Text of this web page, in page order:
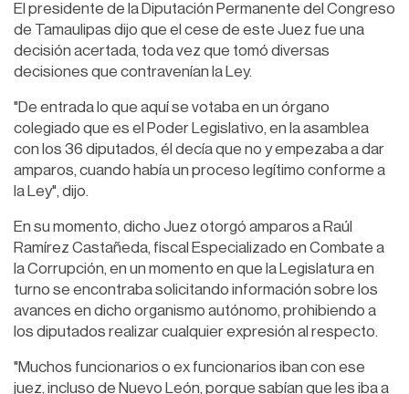
El presidente de la Diputación Permanente del Congreso
de Tamaulipas dijo que el cese de este Juez fue una
decisión acertada, toda vez que tomó diversas
decisiones que contravenían la Ley.
"De entrada lo que aquí se votaba en un órgano
colegiado que es el Poder Legislativo, en la asamblea
con los 36 diputados, él decía que no y empezaba a dar
amparos, cuando había un proceso legítimo conforme a
la Ley", dijo.
En su momento, dicho Juez otorgó amparos a Raúl
Ramírez Castañeda, fiscal Especializado en Combate a
la Corrupción, en un momento en que la Legislatura en
turno se encontraba solicitando información sobre los
avances en dicho organismo autónomo, prohibiendo a
los diputados realizar cualquier expresión al respecto.
"Muchos funcionarios o ex funcionarios iban con ese
juez, incluso de Nuevo León, porque sabían que les iba a